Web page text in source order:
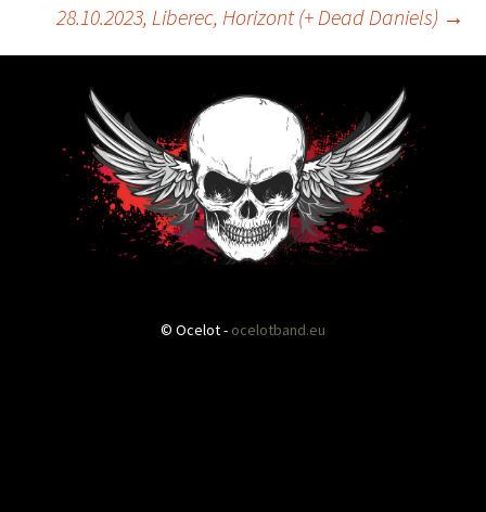
Navigace
příspěvky
28.10.2023, Liberec, Horizont (+ Dead Daniels) →
© Ocelot - ocelotband.eu